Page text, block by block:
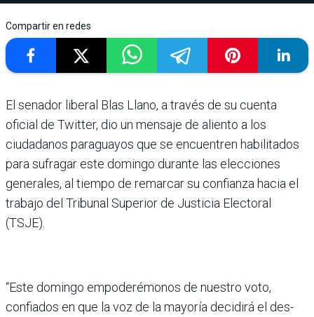
Compartir en redes
El senador liberal Blas Llano, a través de su cuenta
oficial de Twitter, dio un mensaje de aliento a los
ciudadanos paraguayos que se encuentren habilitados
para sufragar este domingo durante las elecciones
gene­rales, al tiempo de remar­car su confianza hacia el
tra­bajo del Tribunal Superior de Justicia Electoral
(TSJE).
“Este domingo empode­rémonos de nuestro voto,
confiados en que la voz de la mayoría decidirá el des­